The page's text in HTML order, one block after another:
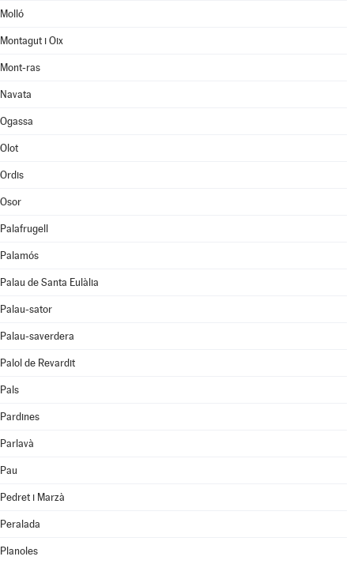
Molló
Montagut i Oix
Mont-ras
Navata
Ogassa
Olot
Ordis
Osor
Palafrugell
Palamós
Palau de Santa Eulàlia
Palau-sator
Palau-saverdera
Palol de Revardit
Pals
Pardines
Parlavà
Pau
Pedret i Marzà
Peralada
Planoles